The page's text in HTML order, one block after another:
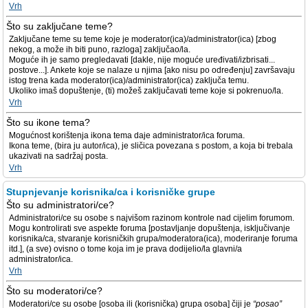
Vrh
Što su zaključane teme?
Zaključane teme su teme koje je moderator(ica)/administrator(ica) [zbog
nekog, a može ih biti puno, razloga] zaključao/la.
Moguće ih je samo pregledavati [dakle, nije moguće uređivati/izbrisati...
postove...]. Ankete koje se nalaze u njima [ako nisu po određenju] završavaju
istog trena kada moderator(ica)/administrator(ica) zaključa temu.
Ukoliko imaš dopuštenje, (ti) možeš zaključavati teme koje si pokrenuo/la.
Vrh
Što su ikone tema?
Mogućnost korištenja ikona tema daje administrator/ica foruma.
Ikona teme, (bira ju autor/ica), je sličica povezana s postom, a koja bi trebala
ukazivati na sadržaj posta.
Vrh
Stupnjevanje korisnika/ca i korisničke grupe
Što su administratori/ce?
Administratori/ce su osobe s najvišom razinom kontrole nad cijelim forumom.
Mogu kontrolirati sve aspekte foruma [postavljanje dopuštenja, isključivanje
korisnika/ca, stvaranje korisničkih grupa/moderatora(ica), moderiranje foruma
itd.], (a sve) ovisno o tome koja im je prava dodijelio/la glavni/a
administrator/ica.
Vrh
Što su moderatori/ce?
Moderatori/ce su osobe [osoba ili (korisnička) grupa osoba] čiji je “posao”